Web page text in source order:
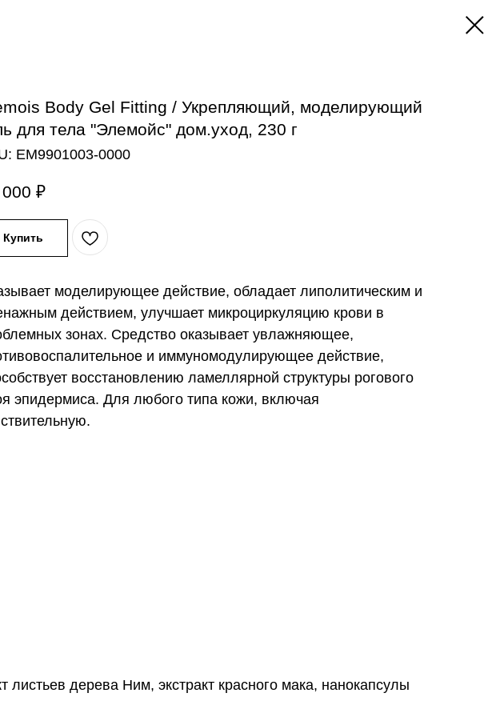
Body Gel Fitting / Укрепляющий, моделирующий
для тела "Элемойс" дом.уход, 230 г
EM9901003-0000
₽
Купить
моделирующее действие, обладает липолитическим и
действием, улучшает микроциркуляцию крови в
зонах. Средство оказывает увлажняющее,
и иммуномодулирующее действие,
восстановлению ламеллярной структуры рогового
эпидермиса. Для любого типа кожи, включая
листьев дерева Ним, экстракт красного мака, нанокапсулы